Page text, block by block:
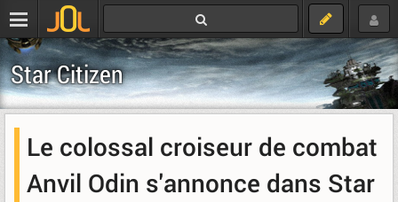
Star Citizen
Le colossal croiseur de combat
Anvil Odin s'annonce dans Star